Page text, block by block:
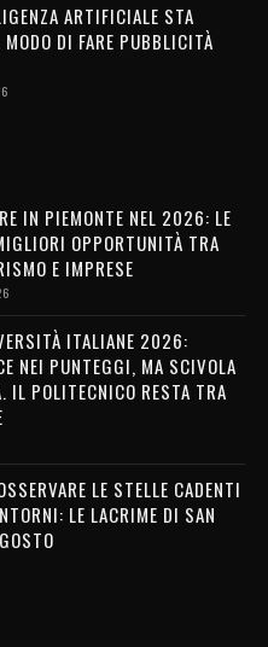
ARTIFICIALE STA
DI FARE PUBBLICITÀ
IN PIEMONTE NEL 2026: LE
OPPORTUNITÀ TRA
E IMPRESE
ITALIANE 2026:
NEI PUNTEGGI, MA SCIVOLA
IL POLITECNICO RESTA TRA
LE STELLE CADENTI
LE LACRIME DI SAN